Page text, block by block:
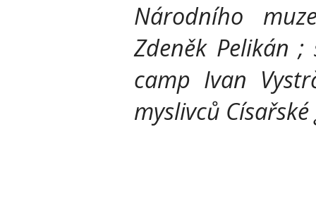
Národního
Zdeněk Pelikán
camp Ivan
myslivců